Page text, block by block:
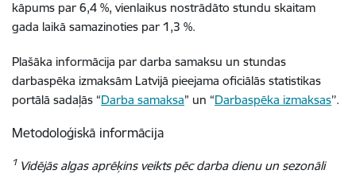
kāpums par 6,4 %, vienlaikus nostrādāto stundu skaitam
gada laikā samazinoties par 1,3 %.
Plašāka informācija par darba samaksu un stundas
darbaspēka izmaksām Latvijā pieejama oficiālās statistikas
portālā sadaļās “Darba samaksa” un “Darbaspēka izmaksas’’.
Metodoloģiskā informācija
1Vidējās algas aprēķins veikts pēc darba dienu un sezonāli